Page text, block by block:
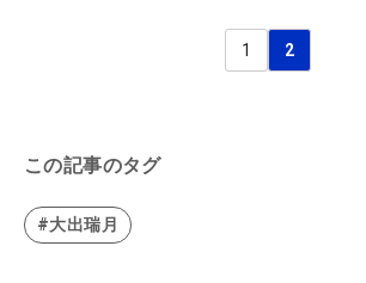
1 2
この記事のタグ
#大出瑞月